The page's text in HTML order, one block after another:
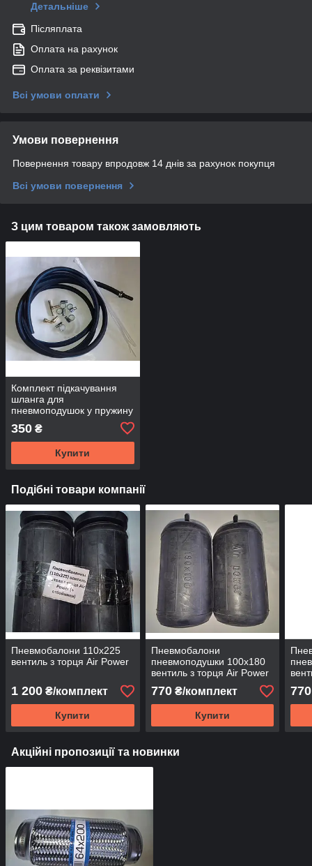
Детальніше
Післяплата
Оплата на рахунок
Оплата за реквізитами
Всі умови оплати
Умови повернення
Повернення товару впродовж 14 днів за рахунок покупця
Всі умови повернення
З цим товаром також замовляють
Комплект підкачування
шланга для
пневмоподушок у пружину
3 метри гумовий (хомути
оцинкування)
350 ₴
Купити
Подібні товари компанії
Пневмобалони 110x225
вентиль з торця Air Power
1 200 ₴/комплект
Купити
Пневмобалони
пневмоподушки 100x180
вентиль з торця Air Power
770₴/комплект
Купити
770
Акційні пропозиції та новинки